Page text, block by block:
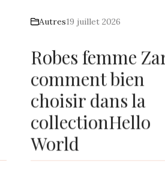
Autres19 juillet 2026
Robes femme
comment bien
choisir dans la
collectionHello
World